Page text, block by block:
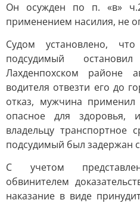
Он осужден по п. «в»
применением насилия, не
Судом установлено,
подсудимый
Лахденпохском районе
водителя отвезти его до
отказ, мужчина
опасное для здоровья,
владельцу транспортное
подсудимый был задержан
С учетом
обвинителем
наказание в виде